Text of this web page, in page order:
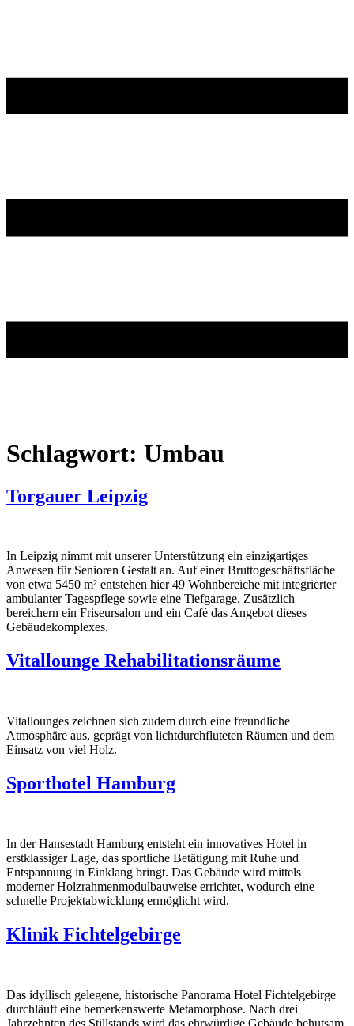
Schlagwort: Umbau
Torgauer Leipzig
In Leipzig nimmt mit unserer Unterstützung ein einzigartiges
Anwesen für Senioren Gestalt an. Auf einer Bruttogeschäftsfläche
von etwa 5450 m² entstehen hier 49 Wohnbereiche mit integrierter
ambulanter Tagespflege sowie eine Tiefgarage. Zusätzlich
bereichern ein Friseursalon und ein Café das Angebot dieses
Gebäudekomplexes.
Vitallounge Rehabilitationsräume
Vitallounges zeichnen sich zudem durch eine freundliche
Atmosphäre aus, geprägt von lichtdurchfluteten Räumen und dem
Einsatz von viel Holz.
Sporthotel Hamburg
In der Hansestadt Hamburg entsteht ein innovatives Hotel in
erstklassiger Lage, das sportliche Betätigung mit Ruhe und
Entspannung in Einklang bringt. Das Gebäude wird mittels
moderner Holzrahmenmodulbauweise errichtet, wodurch eine
schnelle Projektabwicklung ermöglicht wird.
Klinik Fichtelgebirge
Das idyllisch gelegene, historische Panorama Hotel Fichtelgebirge
durchläuft eine bemerkenswerte Metamorphose. Nach drei
Jahrzehnten des Stillstands wird das ehrwürdige Gebäude behutsam